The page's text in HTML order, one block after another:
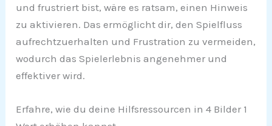
und frustriert bist, wäre es ratsam, einen Hinweis
zu aktivieren. Das ermöglicht dir, den Spielfluss
aufrechtzuerhalten und Frustration zu vermeiden,
wodurch das Spielerlebnis angenehmer und
effektiver wird.
Erfahre, wie du deine Hilfsressourcen in 4 Bilder 1